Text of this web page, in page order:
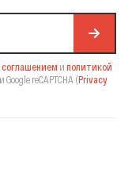
соглашением и политикой
reCAPTCHA (Privacy